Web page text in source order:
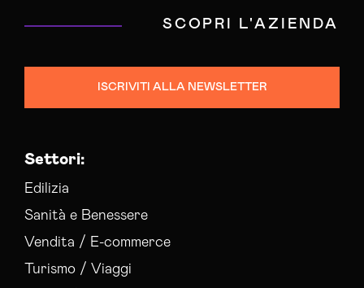
SCOPRI L'AZIENDA
ISCRIVITI ALLA NEWSLETTER
Settori:
Edilizia
Sanità e Benessere
Vendita / E-commerce
Turismo / Viaggi